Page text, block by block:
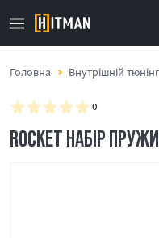
Головна Внутрішній тюнінг
0
ROCKET НАБІР